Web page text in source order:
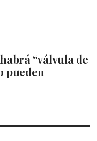
“válvula de
pueden